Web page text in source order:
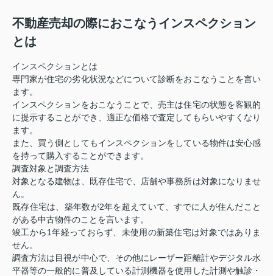
不動産売却の際におこなうインスペクション
とは
インスペクションとは
専門家が住宅の劣化状況などについて診断をおこなうことを言い
ます。
インスペクションをおこなうことで、売主は住宅の状態を客観的
に提示することができ、適正な価格で査定してもらいやすくなり
ます。
また、買う側としてもインスペクションをしている物件は安心感
を持って購入することができます。
調査対象と調査方法
対象となる建物は、既存住宅で、店舗や事務所は対象になりませ
ん。
既存住宅は、築年数が2年を超えていて、すでに人が住んだこと
がある中古物件のことを言います。
竣工から1年経っておらず、未使用の新築住宅は対象ではありま
せん。
調査方法は目視が中心で、その他にレーザー距離計やデジタル水
平器等の一般的に普及している計測機器を使用した計測や触診・